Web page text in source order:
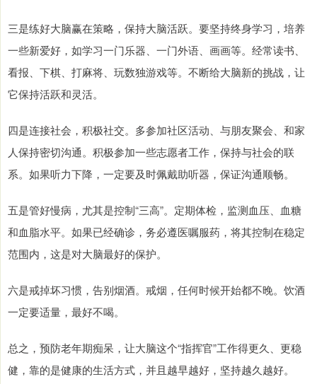
三是练好大脑赢在策略，保持大脑活跃。要坚持终身学习，培养
一些新爱好，如学习一门乐器、一门外语、画画等。经常读书、
看报、下棋、打麻将、玩数独游戏等。不断给大脑新的挑战，让
它保持活跃和灵活。
四是连接社会，积极社交。多参加社区活动、与朋友聚会、和家
人保持密切沟通。积极参加一些志愿者工作，保持与社会的联
系。如果听力下降，一定要及时佩戴助听器，保证沟通顺畅。
五是管好慢病，尤其是控制“三高”。定期体检，监测血压、血糖
和血脂水平。如果已经确诊，务必遵医嘱服药，将其控制在稳定
范围内，这是对大脑最好的保护。
六是戒掉坏习惯，告别烟酒。戒烟，任何时候开始都不晚。饮酒
一定要适量，最好不喝。
总之，预防老年期痴呆，让大脑这个“指挥官”工作得更久、更稳
健，靠的是健康的生活方式，并且越早越好，坚持越久越好。